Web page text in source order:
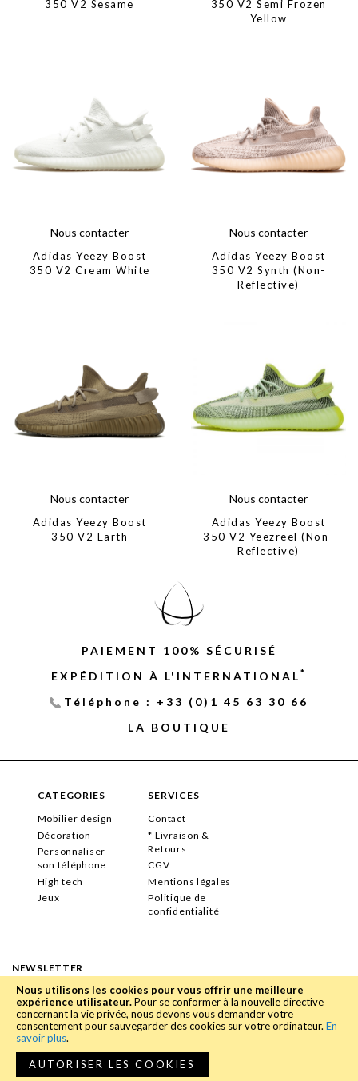
Nous utilisons les cookies pour vous offrir une meilleure
expérience utilisateur.Pour se conformer à la nouvelle directive
concernant la vie privée, nous devons vous demander votre
consentement pour sauvegarder des cookies sur votre ordinateur. En
savoir plus.
AUTORISER LES COOKIES
350 V2 Sesame
350 V2 Semi Frozen
Yellow
Nous contacter
Adidas Yeezy Boost
350 V2 Cream White
Nous contacter
Adidas Yeezy Boost
350 V2 Synth (Non-
Reflective)
Nous contacter
Adidas Yeezy Boost
350 V2 Earth
Nous contacter
Adidas Yeezy Boost
350 V2 Yeezreel (Non-
Reflective)
PAIEMENT 100% SÉCURISÉ
EXPÉDITION À L'INTERNATIONAL *
Téléphone : +33 (0)1 45 63 30 66
LA BOUTIQUE
CATEGORIES
Mobilier design
Décoration
Personnaliser
son téléphone
High tech
Jeux
SERVICES
Contact
* Livraison &
Retours
CGV
Mentions légales
Politique de
confidentialité
NEWSLETTER
Entrez votre adresse e-mail pour recevoir nos offres
OK